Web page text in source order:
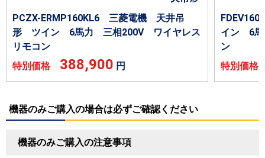
PCZX-ERMP160KL6 三菱電機 天井吊
形 ツイン 6馬力 三相200V ワイヤレス
リモコン
特別価格 388,900 円
イン 6馬
ン
特別価
機器のみご購入の場合は必ずご確認ください
機器のみご購入の注意事項